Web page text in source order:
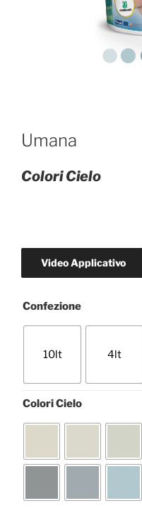
Umana
Colori Cielo
Video Applicativo
Confezione
10lt 4lt
Colori Cielo